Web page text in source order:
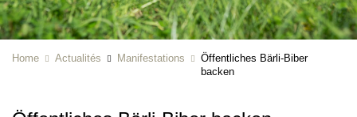
Home Actualités Manifestations
Öffentliches Bärli-Biber
backen